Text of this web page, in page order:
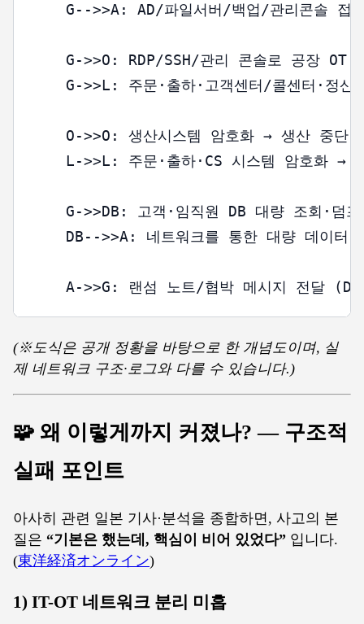
G-->>A: AD/파일서버/백업/관리콘솔 접
G->>O: RDP/SSH/관리 콘솔로 공장 OT·
G->>L: 주문·출하·고객센터/콜센터·정산
    O->>O: 생산시스템 암호화 → 생산 중단
L->>L: 주문·출하·CS 시스템 암호화 →
G->>DB: 고객·임직원 DB 대량 조회·덤
DB-->>A: 네트워크를 통한 대량 데이터
(※도식은 공개 정황을 바탕으로 한 개념도이며, 실
제 네트워크 구조·로그와 다를 수 있습니다.)
🧩 왜 이렇게까지 커졌나? — 구조적
실패 포인트
아사히 관련 일본 기사·분석을 종합하면, 사고의 본
질은 “기본은 했는데, 핵심이 비어 있었다” 입니다.
(東洋経済オンライン)
1) IT-OT 네트워크 분리 미흡